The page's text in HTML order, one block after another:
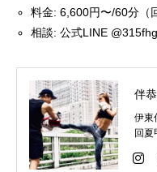
料金: 6,600円〜/60分（
相談: 公式LINE
伴
伊
回
パー